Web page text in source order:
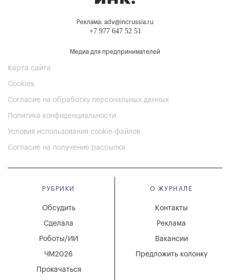
Реклама: adv@incrussia.ru
+7 977 647 52 51
Медиа для предпринимателей
Карта сайта
Cookies
Согласие на обработку персональных данных
Политика конфиденциальности
Условия использования cookie-файлов
Согласие на получение рассылки
РУБРИКИ
Обсудить
Сделала
Роботы/ИИ
ЧМ2026
Прокачаться
О ЖУРНАЛЕ
Вакансии
Реклама
Контакты
Предложить колонку